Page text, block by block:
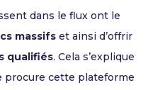
dans le flux ont le
massifs et ainsi d’offrir
qualifiés. Cela s’explique
procure cette plateforme